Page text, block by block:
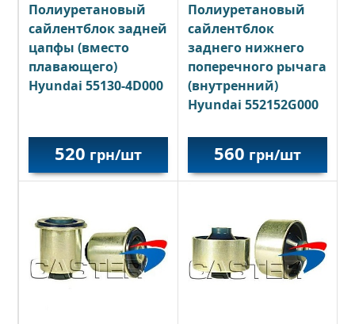
Полиуретановый
сайлентблок задней
цапфы (вместо
плавающего)
Hyundai 55130-4D000
520 грн/шт
Полиуретановый
сайлентблок
заднего нижнего
поперечного рычага
(внутренний)
Hyundai 552152G000
560 грн/шт